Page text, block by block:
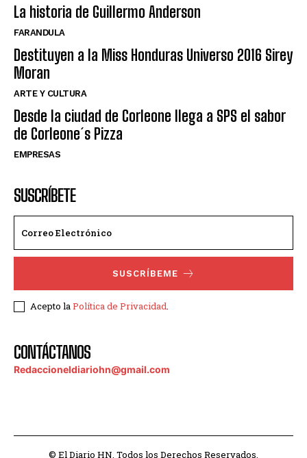
La historia de Guillermo Anderson
FARANDULA
Destituyen a la Miss Honduras Universo 2016 Sirey
Moran
ARTE Y CULTURA
Desde la ciudad de Corleone llega a SPS el sabor
de Corleone´s Pizza
EMPRESAS
SUSCRÍBETE
SUSCRÍBEME
Acepto laPolítica de Privacidad.
CONTÁCTANOS
Redaccioneldiariohn@gmail.com
© El Diario HN. Todos los Derechos Reservados.